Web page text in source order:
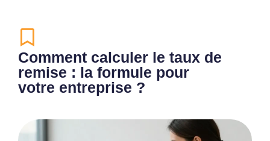
Comment calculer le taux de
remise : la formule pour
votre entreprise ?